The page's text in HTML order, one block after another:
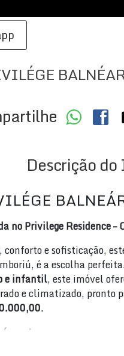
Descrição
no Privilege Residence
conforto e sofisticação,
é a escolha
e infantil, este imóvel
e climatizado, pronto
.